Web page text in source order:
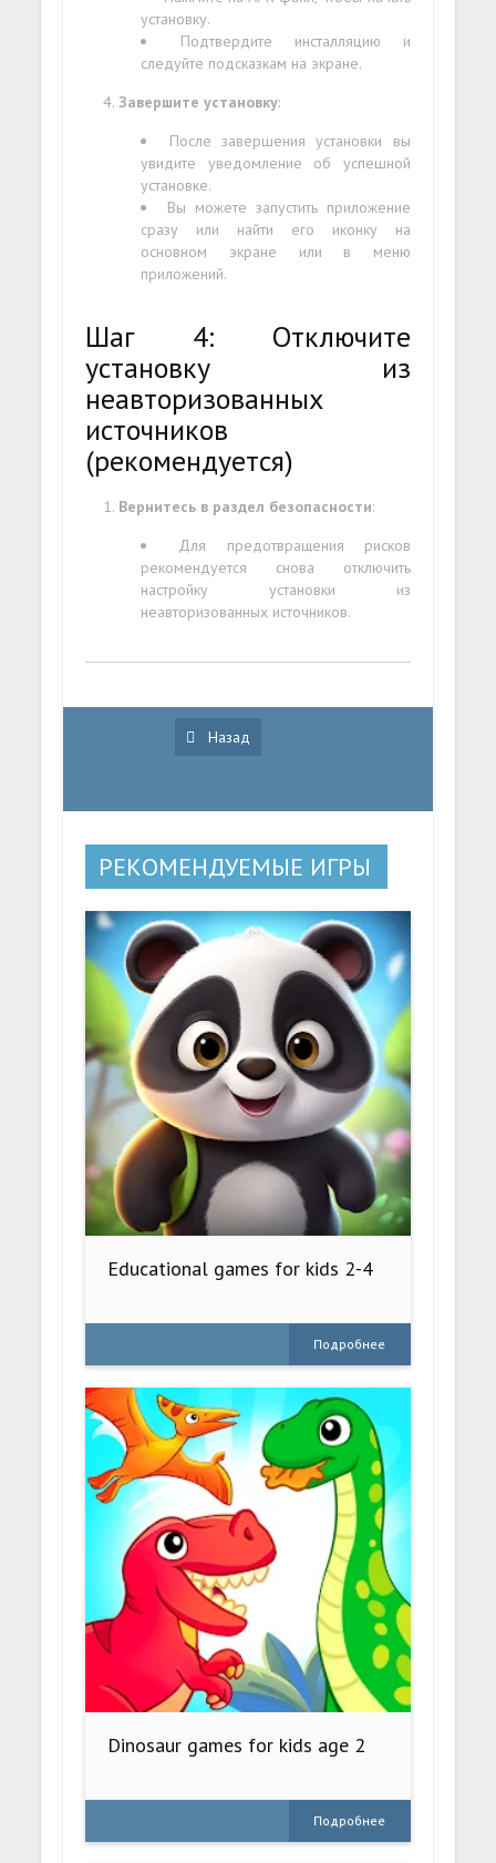
установку.
Подтвердите инсталляцию и
следуйте подсказкам на экране.
Завершите установку:
После завершения установки вы
увидите уведомление об успешной
установке.
Вы можете запустить приложение
сразу или найти его иконку на
основном экране или в меню
приложений.
Шаг 4: Отключите
установку из
неавторизованных
источников
(рекомендуется)
Вернитесь в раздел безопасности:
Для предотвращения рисков
рекомендуется снова отключить
настройку установки из
неавторизованных источников.
Назад
РЕКОМЕНДУЕМЫЕ ИГРЫ
Educational games for kids 2-4
Подробнее
Dinosaur games for kids age 2
Подробнее